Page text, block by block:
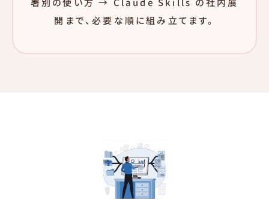
開まで、必要な順に組み立てます。